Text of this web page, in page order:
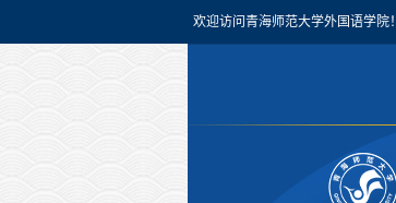
欢迎访问青海师范大学外国语学院！